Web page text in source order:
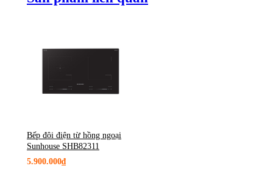
Bếp đôi điện từ hồng ngoại
Sunhouse SHB82311
5.900.000₫